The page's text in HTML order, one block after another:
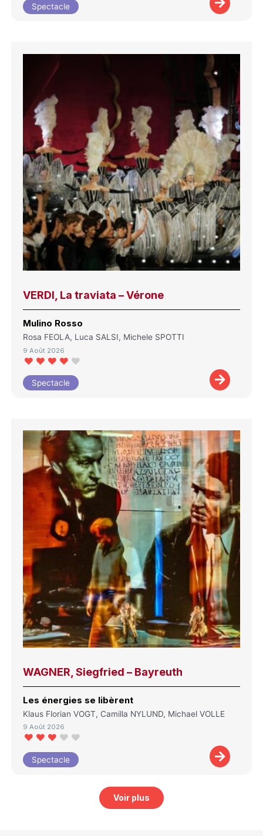
Spectacle
VERDI, La traviata – Vérone
Mulino Rosso
Rosa FEOLA, Luca SALSI, Michele SPOTTI
9 Août 2026
Spectacle
WAGNER, Siegfried – Bayreuth
Les énergies se libèrent
Klaus Florian VOGT, Camilla NYLUND, Michael VOLLE
9 Août 2026
Spectacle
Voir plus